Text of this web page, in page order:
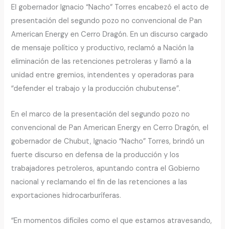
El gobernador Ignacio “Nacho” Torres encabezó el acto de
presentación del segundo pozo no convencional de Pan
American Energy en Cerro Dragón. En un discurso cargado
de mensaje político y productivo, reclamó a Nación la
eliminación de las retenciones petroleras y llamó a la
unidad entre gremios, intendentes y operadoras para
“defender el trabajo y la producción chubutense”.
En el marco de la presentación del segundo pozo no
convencional de Pan American Energy en Cerro Dragón, el
gobernador de Chubut, Ignacio “Nacho” Torres, brindó un
fuerte discurso en defensa de la producción y los
trabajadores petroleros, apuntando contra el Gobierno
nacional y reclamando el fin de las retenciones a las
exportaciones hidrocarburíferas.
“En momentos difíciles como el que estamos atravesando,